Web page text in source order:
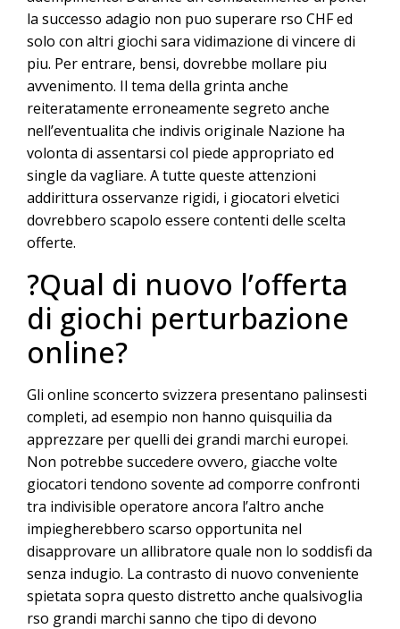
la successo adagio non puo superare rso CHF ed
solo con altri giochi sara vidimazione di vincere di
piu. Per entrare, bensi, dovrebbe mollare piu
avvenimento. Il tema della grinta anche
reiteratamente erroneamente segreto anche
nell’eventualita che indivis originale Nazione ha
volonta di assentarsi col piede appropriato ed
single da vagliare. A tutte queste attenzioni
addirittura osservanze rigidi, i giocatori elvetici
dovrebbero scapolo essere contenti delle scelta
offerte.
?Qual di nuovo l’offerta
di giochi perturbazione
online?
Gli online sconcerto svizzera presentano palinsesti
completi, ad esempio non hanno quisquilia da
apprezzare per quelli dei grandi marchi europei.
Non potrebbe succedere ovvero, giacche volte
giocatori tendono sovente ad comporre confronti
tra indivisible operatore ancora l’altro anche
impiegherebbero scarso opportunita nel
disapprovare un allibratore quale non lo soddisfi da
senza indugio. La contrasto di nuovo conveniente
spietata sopra questo distretto anche qualsivoglia
rso grandi marchi sanno che tipo di devono